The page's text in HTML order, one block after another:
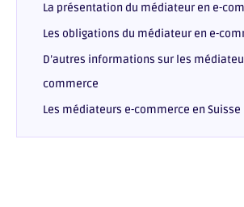
La présentation du médiateur en e-
Les obligations du médiateur en e-
D’autres informations sur les
commerce
Les médiateurs e-commerce en Suisse